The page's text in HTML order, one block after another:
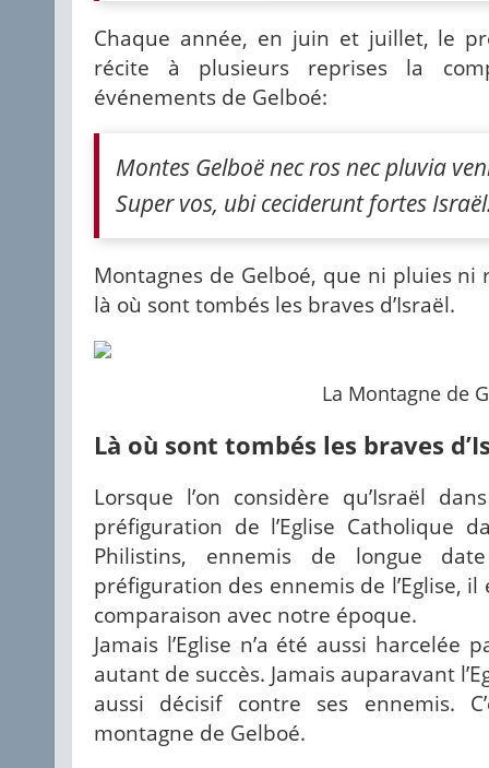
Chaque année, en juin et juillet, le
récite à plusieurs reprises la
événements de Gelboé:
Montes Gelboë nec ros nec pluvia
Super vos, ubi ceciderunt fortes
Montagnes de Gelboé, que ni pluies ni
là où sont tombés les braves d’Israël.
La Montagne de
Là où sont tombés les braves
Lorsque l’on considère qu’Israël
préfiguration de l’Eglise Catholique
Philistins, ennemis de longue
préfiguration des ennemis de l’Eglise,
comparaison avec notre époque.
Jamais l’Eglise n’a été aussi harcelée
autant de succès. Jamais auparavant
aussi décisif contre ses ennemis.
montagne de Gelboé.